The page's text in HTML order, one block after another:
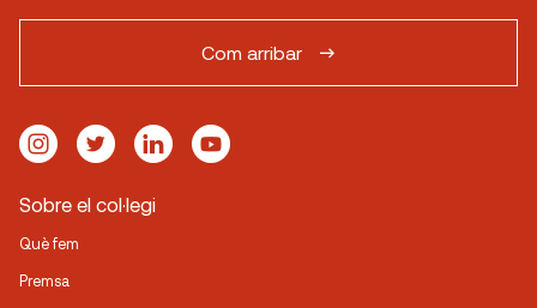
Com arribar
Sobre el col·legi
Què fem
Premsa